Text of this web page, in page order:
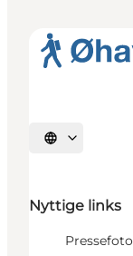
Vælg sprog
Nyttige links
Pressefoto